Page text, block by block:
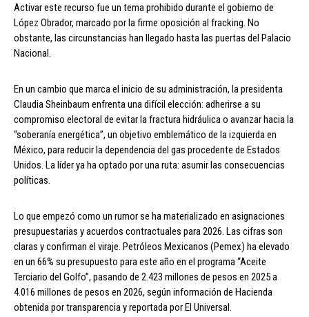
Activar este recurso fue un tema prohibido durante el gobierno de
López Obrador, marcado por la firme oposición al fracking. No
obstante, las circunstancias han llegado hasta las puertas del Palacio
Nacional.
En un cambio que marca el inicio de su administración, la presidenta
Claudia Sheinbaum enfrenta una difícil elección: adherirse a su
compromiso electoral de evitar la fractura hidráulica o avanzar hacia la
“soberanía energética”, un objetivo emblemático de la izquierda en
México, para reducir la dependencia del gas procedente de Estados
Unidos. La líder ya ha optado por una ruta: asumir las consecuencias
políticas.
Lo que empezó como un rumor se ha materializado en asignaciones
presupuestarias y acuerdos contractuales para 2026. Las cifras son
claras y confirman el viraje. Petróleos Mexicanos (Pemex) ha elevado
en un 66% su presupuesto para este año en el programa “Aceite
Terciario del Golfo”, pasando de 2.423 millones de pesos en 2025 a
4.016 millones de pesos en 2026, según información de Hacienda
obtenida por transparencia y reportada por El Universal.